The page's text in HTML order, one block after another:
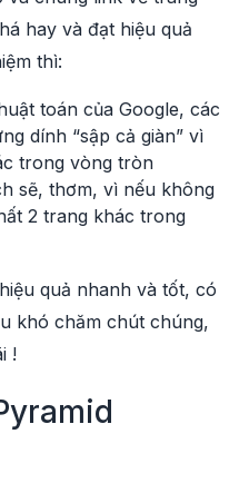
hay và đạt hiệu quả
thì:
toán của Google, các
dính “sập cả giàn” vì
trong vòng tròn
sẽ, thơm, vì nếu không
2 trang khác trong
quả nhanh và tốt, có
khó chăm chút chúng,
!